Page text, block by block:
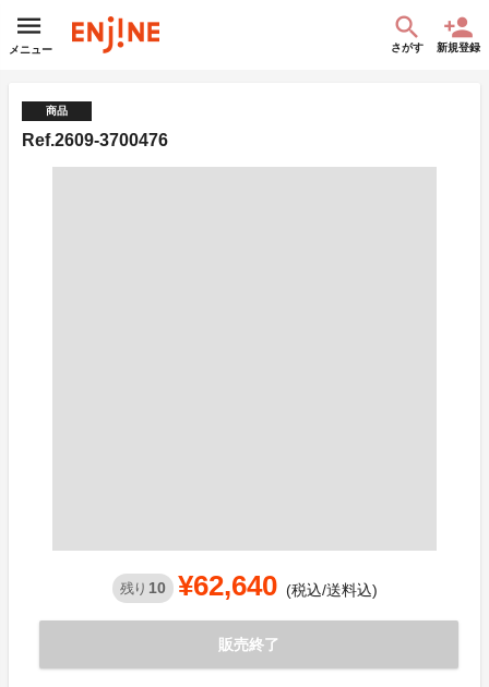
メニュー さがす 新規登録
商品
Ref.2609-3700476
残り 10 ¥62,640 (税込/送料込)
販売終了